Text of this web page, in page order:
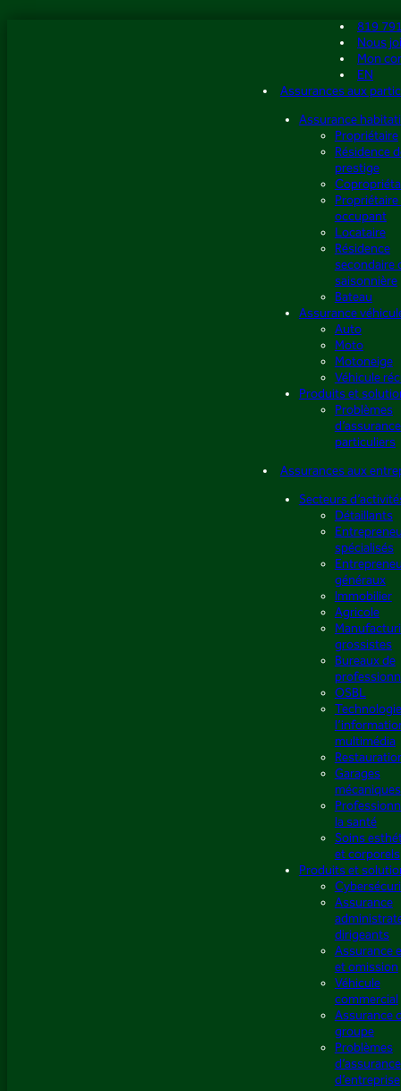
819
Nous
Mon
EN
Assurances aux
Assurance
Propriétaire
Résidence
prestige
occupant
Locataire
Résidence
secondaire
saisonnière
Bateau
Assurance
Auto
Moto
Motoneige
Véhicule
Produits et
Problèmes
particuliers
Assurances aux
Secteurs
Détaillants
spécialisés
généraux
Immobilier
Agricole
grossistes
Bureaux de
OSBL
multimédia
Garages
mécaniques
la santé
Soins
et corporels
Produits et
Assurance
dirigeants
Assurance
et omission
Véhicule
commercial
Assurance
groupe
Problèmes
d’entreprise